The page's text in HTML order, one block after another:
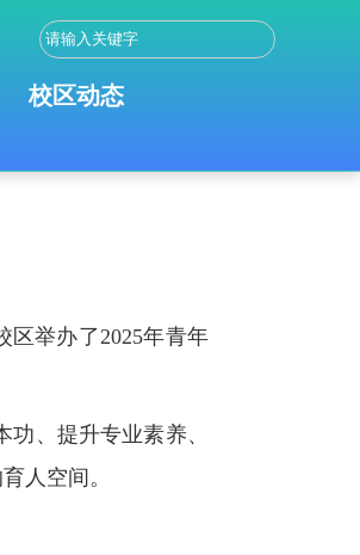
校区动态
区举办了2025年青年
、提升专业素养、
人空间。